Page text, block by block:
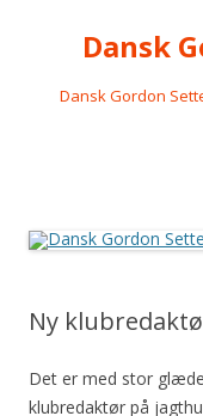
Dansk
Dansk Gordon
Ny
Det er med stor
klubredaktør på